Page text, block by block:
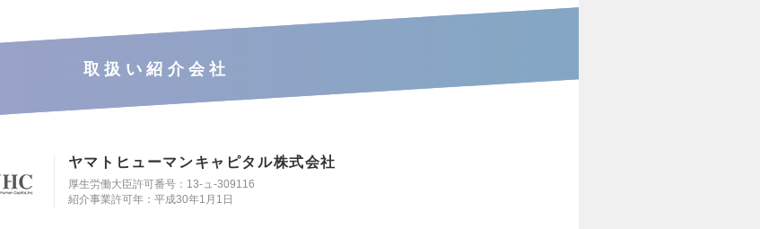
取扱い紹介会社
ヤマトヒューマンキャピタル株式会社
厚生労働大臣許可番号：13-ュ-309116
紹介事業許可年：平成30年1月1日